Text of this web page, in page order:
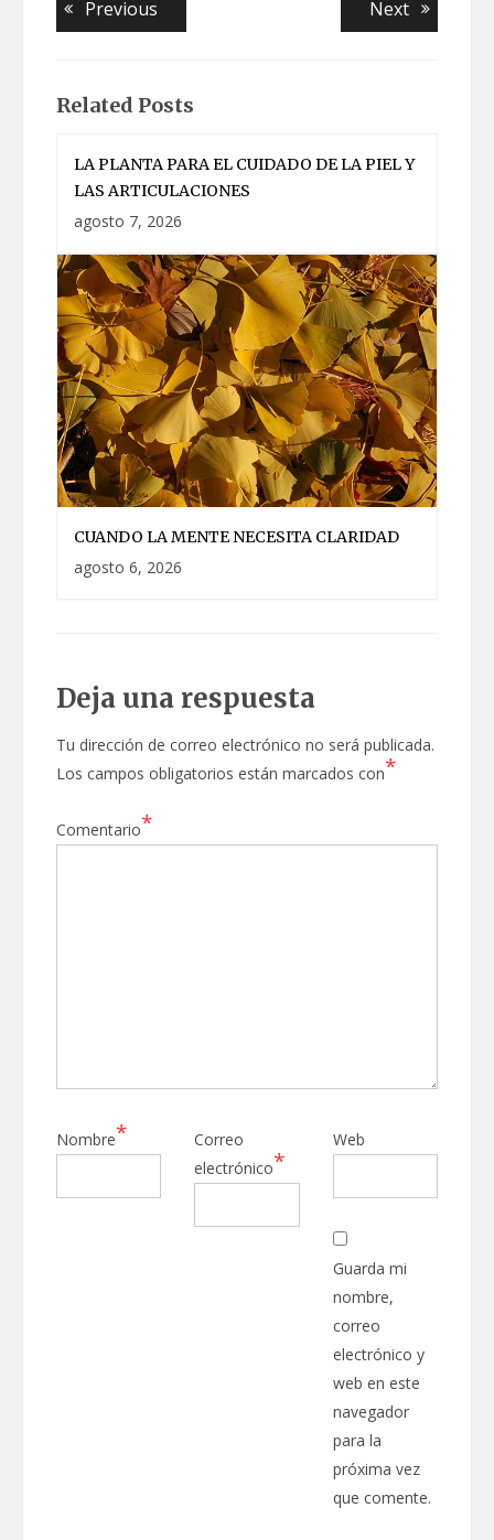
de
Previous NextNext
Related Posts
LA PLANTA PARA EL CUIDADO DE LA PIEL Y
LAS ARTICULACIONES
agosto 7, 2026
CUANDO LA MENTE NECESITA CLARIDAD
agosto 6, 2026
Deja una respuesta
Tu dirección de correo electrónico no será publicada.
Los campos obligatorios están marcados con*
Comentario*
Nombre*
Correo
electrónico*
Web
Guarda mi
nombre,
correo
electrónico y
web en este
navegador
para la
próxima vez
que comente.